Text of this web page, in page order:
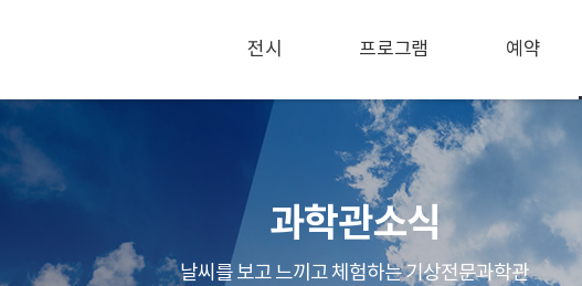
전시 프로그램 예약
과학관소식
날씨를 보고 느끼고 체험하는 기상전문과학관